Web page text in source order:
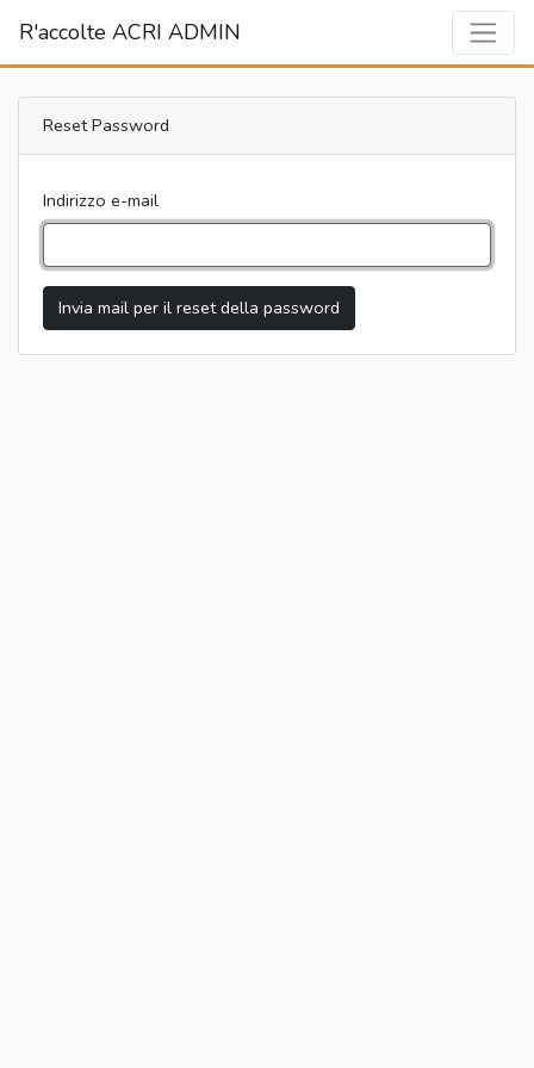
R'accolte ACRI ADMIN
Reset Password
Indirizzo e-mail
Invia mail per il reset della password